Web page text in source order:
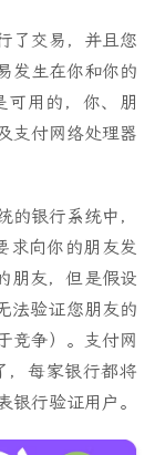
了交易，并且您
发生在你和你的
可用的，你、朋
支付网络处理器
的银行系统中，
求向你的朋友发
朋友，但是假设
法验证您朋友的
竞争）。支付网
，每家银行都将
行验证用户。